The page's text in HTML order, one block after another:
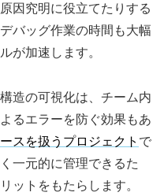
因究明に役立てたりする
バッグ作業の時間も大幅
が加速します。
造の可視化は、チーム内
るエラーを防ぐ効果もあ
スを扱うプロジェクト で
一元的に管理できるた
ットをもたらします。